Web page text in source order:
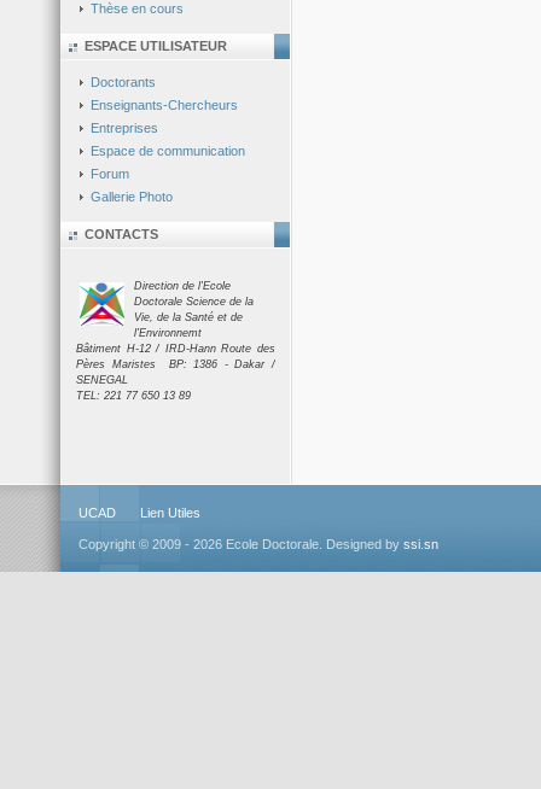
Thèse en cours
ESPACE UTILISATEUR
Doctorants
Enseignants-Chercheurs
Entreprises
Espace de communication
Forum
Gallerie Photo
CONTACTS
Direction de l'Ecole
Doctorale Science de la
Vie, de la Santé et de
l'Environnemt
Bâtiment H-12 / IRD-Hann Route des
Pères Maristes BP: 1386 - Dakar /
SENEGAL
TEL: 221 77 650 13 89
UCAD Lien Utiles
Copyright © 2009 - 2026 Ecole Doctorale. Designed by ssi.sn